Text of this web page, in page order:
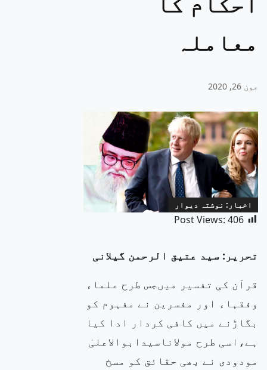
معاملہ
جون 26, 2020
اخبار: نوشتہ دیوار
Post Views: 406
تحریر: سید عتیق الرحمن گیلانی
قرآن کی تفسیر میںجس طرح علماء
وفقہاء اور مفسرین نے مفہوم کو
بگاڑنے میں کافی کردار ادا کیا
ہے،اسی طرح مولاناسیدابوالاعلیٰ
مودودی نے بھی حقائق کو مسخ